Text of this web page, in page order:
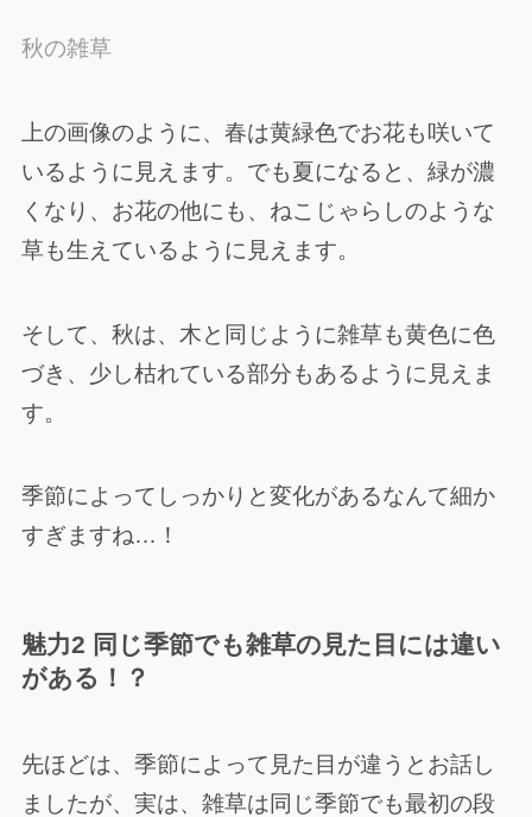
秋の雑草
上の画像のように、春は黄緑色でお花も咲いて
いるように見えます。でも夏になると、緑が濃
くなり、お花の他にも、ねこじゃらしのような
草も生えているように見えます。
そして、秋は、木と同じように雑草も黄色に色
づき、少し枯れている部分もあるように見えま
す。
季節によってしっかりと変化があるなんて細か
すぎますね…！
魅力2 同じ季節でも雑草の見た目には違い
がある！？
先ほどは、季節によって見た目が違うとお話し
ましたが、実は、雑草は同じ季節でも最初の段